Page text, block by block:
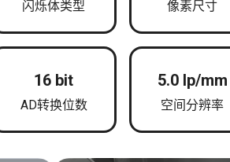
闪烁体类型 像素尺寸
16 bit
AD转换位数
5.0 lp/mm
空间分辨率